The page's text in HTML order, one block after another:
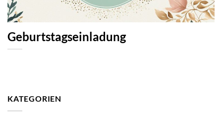
Geburtstagseinladung
KATEGORIEN